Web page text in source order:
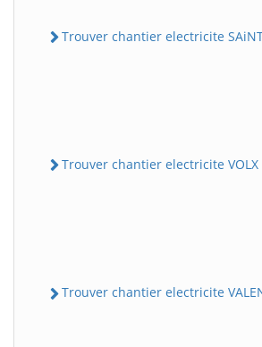
Trouver chantier electricite
Trouver chantier electricite VOLX
Trouver chantier electricite